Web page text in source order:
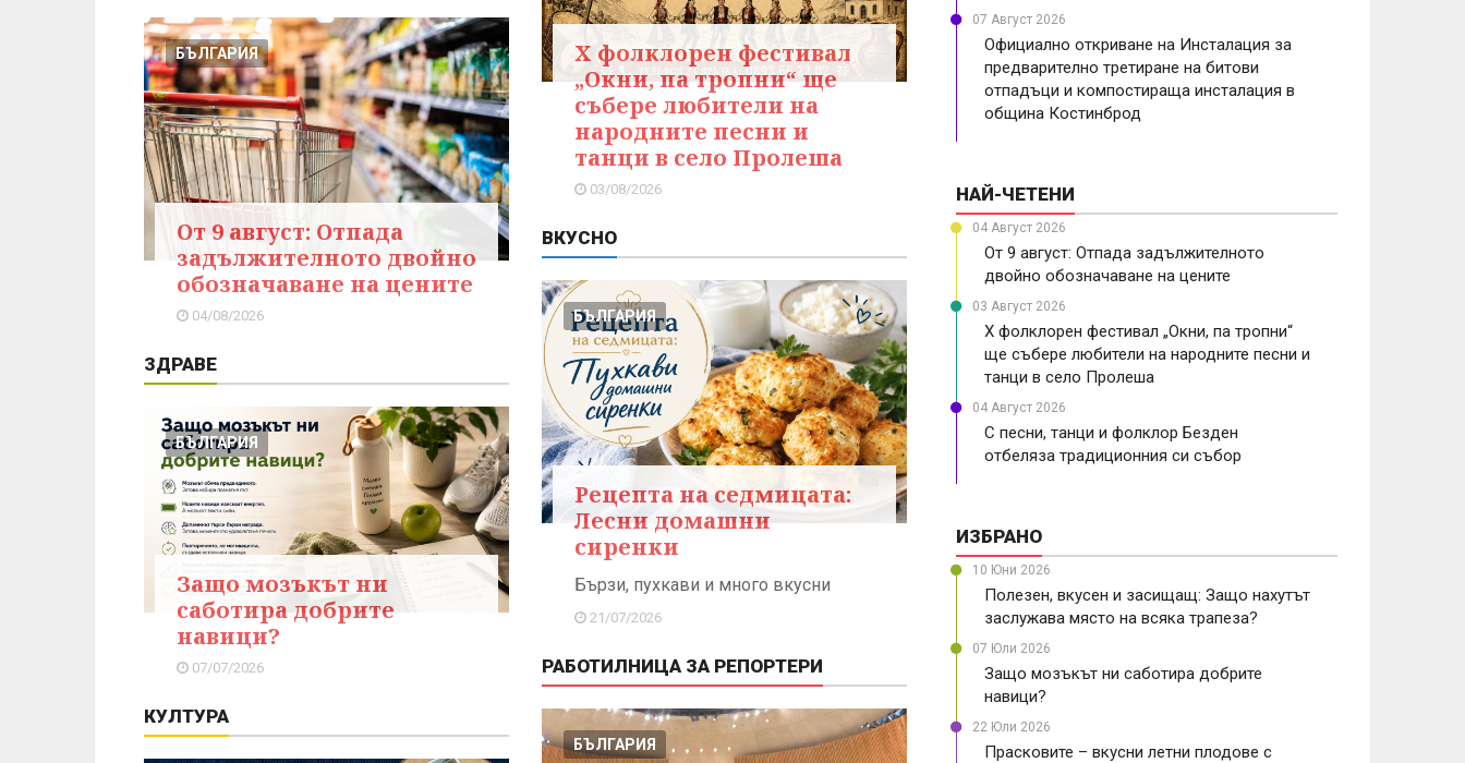
БЪЛГАРИЯ
От 9 август: Отпада
задължителното двойно
обозначаване на цените
04/08/2026
ЗДРАВЕ
БЪЛГАРИЯ
Защо мозъкът ни
саботира добрите
навици?
07/07/2026
КУЛТУРА
X фолклорен фестивал
„Окни, па тропни“ ще
събере любители на
народните песни и
танци в село Пролеша
03/08/2026
ВКУСНО
БЪЛГАРИЯ
Рецепта на седмицата:
Лесни домашни
сиренки
Бързи, пухкави и много вкусни
21/07/2026
РАБОТИЛНИЦА ЗА РЕПОРТЕРИ
БЪЛГАРИЯ
07 Август 2026
Официално откриване на Инсталация за
предварително третиране на битови
отпадъци и компостираща инсталация в
община Костинброд
НАЙ-ЧЕТЕНИ
04 Август 2026
От 9 август: Отпада задължителното
двойно обозначаване на цените
03 Август 2026
X фолклорен фестивал „Окни, па тропни“
ще събере любители на народните песни и
танци в село Пролеша
04 Август 2026
С песни, танци и фолклор Безден
отбеляза традиционния си събор
ИЗБРАНО
10 Юни 2026
Полезен, вкусен и засищащ: Защо нахутът
заслужава място на всяка трапеза?
07 Юли 2026
Защо мозъкът ни саботира добрите
навици?
22 Юли 2026
Прасковите – вкусни летни плодове с